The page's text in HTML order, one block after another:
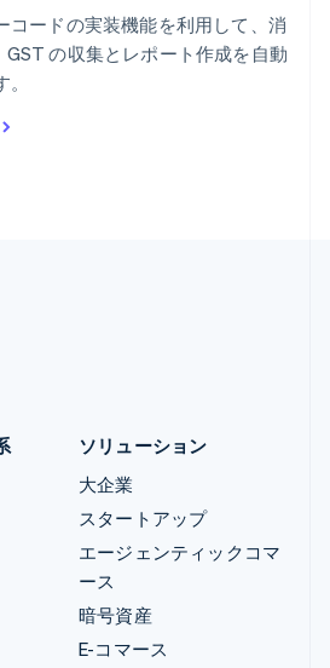
コードの実装機能を利用して、消
の収集とレポート作成を自動
ン
ソリューション
大企業
スタートアップ
エージェンティックコマ
ース
暗号資産
E-コマース